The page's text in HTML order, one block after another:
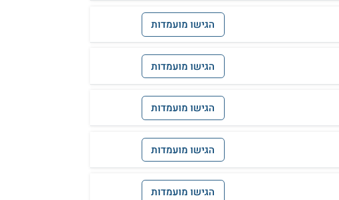
הגישו מועמדות
הגישו מועמדות
הגישו מועמדות
הגישו מועמדות
הגישו מועמדות